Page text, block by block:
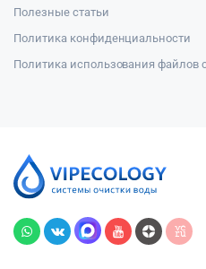
Полезные статьи
Политика конфиденциальности
Политика использования файлов